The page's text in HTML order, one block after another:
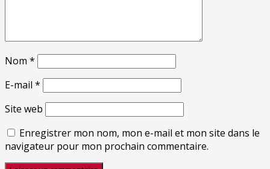
Nom *
E-mail *
Site web
Enregistrer mon nom, mon e-mail et mon site dans le
navigateur pour mon prochain commentaire.